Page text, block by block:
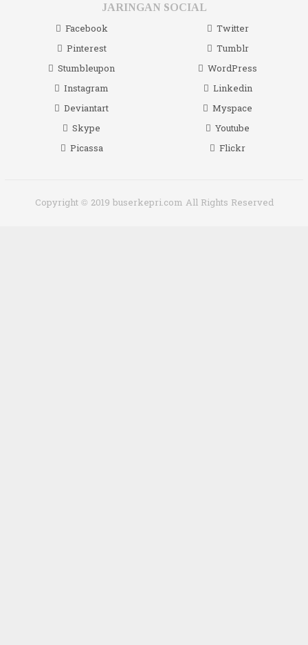
JARINGAN SOCIAL
Facebook
Twitter
Pinterest
Tumblr
Stumbleupon
WordPress
Instagram
Linkedin
Deviantart
Myspace
Skype
Youtube
Picassa
Flickr
Copyright © 2019 buserkepri.com All Rights Reserved